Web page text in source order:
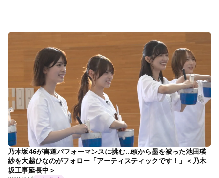
乃木坂46が書道パフォーマンスに挑む…頭から墨を被った池田瑛
紗を大越ひなのがフォロー「アーティスティックです！」＜乃木
坂工事延長中＞